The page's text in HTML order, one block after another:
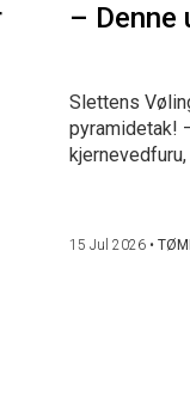
–
Slettens
pyramidetak!
15 Jul 2026•